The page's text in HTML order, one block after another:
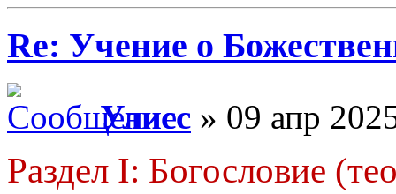
Re: Учение о
Улисс » 09 апр
Раздел I: Богословие